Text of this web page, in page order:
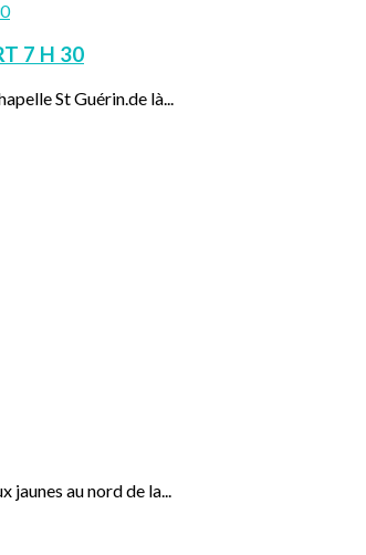
7 H 30
St Guérin.de là...
jaunes au nord de la...